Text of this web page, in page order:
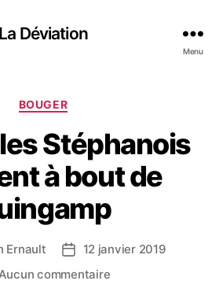
La Déviation
Menu
C
t
é
g
o
r
i
s
BOUGER
Stéphanois
à bout de
Ernault
D 12 janvier 2019
Aucun commentaires